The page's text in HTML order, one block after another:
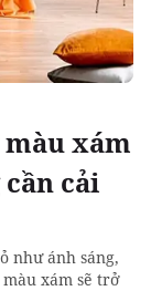
màu xám
cải
như ánh sáng,
xám sẽ trở